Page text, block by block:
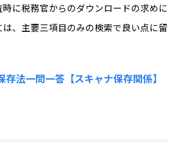
に税務官からのダウンロードの求めに
、主要三項目のみの検索で良い点に留
存法一問一答【スキャナ保存関係】